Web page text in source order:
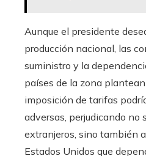
Aunque el presidente
producción nacional, las
suministro y la
países de la zona
imposición de tarifas
adversas, perjudicando no
extranjeros, sino también
Estados Unidos que